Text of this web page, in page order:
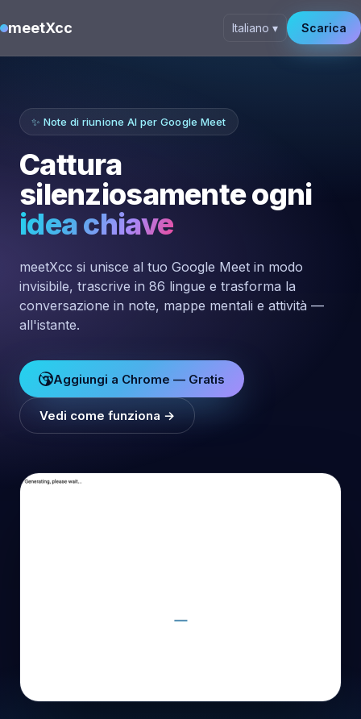
meetXcc Italiano ▾ Scarica
✨ Note di riunione AI per Google Meet
Cattura
silenziosamente ogni
idea chiave
meetXcc si unisce al tuo Google Meet in modo
invisibile, trascrive in 86 lingue e trasforma la
conversazione in note, mappe mentali e attività —
all'istante.
Aggiungi a Chrome — Gratis
Vedi come funziona →